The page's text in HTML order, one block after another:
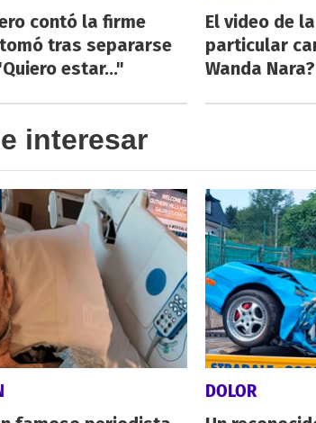
contó la firme
tras separarse
estar..."
El video de
particular
Wanda Nara?
interesar
DOLOR